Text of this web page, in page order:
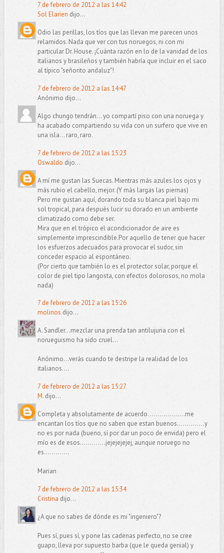
7 de febrero de 2012 a las 14:42
Sol Elarien dijo...
Odio las perillas, los tíos que las llevan me parecen unos
relamidos. Nada que ver con tus noruegos, ni con mi
particular Dr. House. ¡Cuánta razón en lo de la vanidad de los
italianos y brasileños y también habría que incluir en el saco
al típico "señorito andaluz"!
7 de febrero de 2012 a las 14:47
Anónimo dijo...
Algo chungo tendrán... yo compartí piso con una noruega y
ha acabado compartiendo su vida con un surfero que vive en
una isla... raro, raro.
7 de febrero de 2012 a las 15:23
Oswaldo dijo...
A mí me gustan las Suecas. Mientras más azules los ojos y
más rubio el cabello, mejor. (Y más largas las piernas)
Pero me gustan aquí, dorando toda su blanca piel bajo mi
sol tropical, para después lucir su dorado en un ambiente
climatizado como debe ser.
Mira que en el trópico el acondicionador de aire es
simplemente imprescindible.Por aquello de tener que hacer
los esfuerzos adecuados para provocar el sudor, sin
conceder espacio al espontáneo.
(Por cierto que también lo es el protector solar, porque el
color de piel tipo langosta, con efectos dolorosos, no mola
nada)
7 de febrero de 2012 a las 15:26
molinos dijo...
A. Sandler...mezclar una prenda tan antilujuria con el
norueguismo ha sido cruel...
Anónimo...verás cuando te destripe la realidad de los
italianos....
7 de febrero de 2012 a las 15:27
M.dijo...
Completa y absolutamente de acuerdo...................me
encantan los tíos que no saben que estan buenos..............y
no es por nada (bueno, sí por dar un poco de envida) pero el
mío es de esos.............jejejejejej, aunque noruego no
es.............
Marian
7 de febrero de 2012 a las 15:34
Cristina dijo...
¿A que no sabes de dónde es mi "ingeniero"?
Pues sí, pues sí, y pone las cadenas perfecto, no se cree
guapo, lleva por supuesto barba (que le queda genial) y